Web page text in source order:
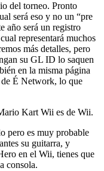
del torneo. Pronto
será eso y no un “pre
año será un registro
representará muchos
más detalles, pero
su GL ID lo saquen
en la misma página
de É Network, lo que
Kart Wii es de Wii.
pero es muy probable
su guitarra, y
en el Wii, tienes que
consola.